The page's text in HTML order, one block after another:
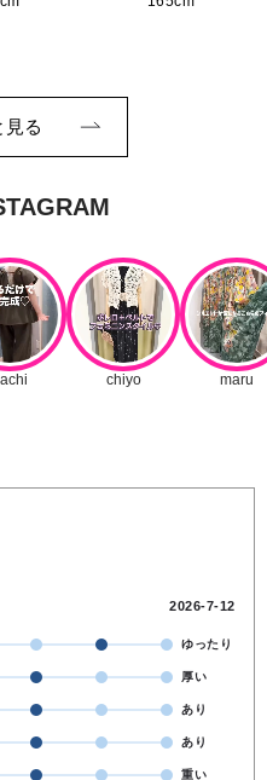
見る
2026-7-12
ゆったり
厚い
あり
あり
重い